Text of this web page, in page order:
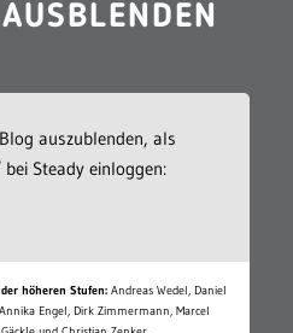
auszublenden, als
bei Steady einloggen:
höheren Stufen: Andreas Wedel, Daniel
Engel, Dirk Zimmermann, Marcel